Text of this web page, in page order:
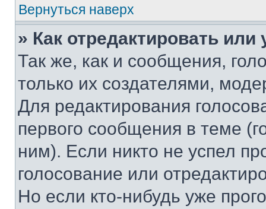
Вернуться наверх
» Как отредактировать
Так же, как и сообщения,
только их создателями,
Для редактирования
первого сообщения в теме
ним). Если никто не успел
голосование или
Но если кто-нибудь уже